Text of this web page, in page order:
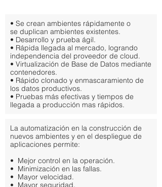
• Se crean ambientes rápidamente o
se duplican ambientes existentes.
• Desarrollo y prueba ágil.
• Rápida llegada al mercado, logrando
independencia del proveedor de cloud.
• Virtualización de Base de Datos mediante
contenedores.
• Rápido clonado y enmascaramiento de
los datos productivos.
• Pruebas más efectivas y tiempos de
llegada a producción mas rápidos.
La automatización en la construcción de
nuevos ambientes y en el despliegue de
aplicaciones permite:
• Mejor control en la operación.
• Minimización en las fallas.
• Mayor velocidad.
• Mayor seguridad.